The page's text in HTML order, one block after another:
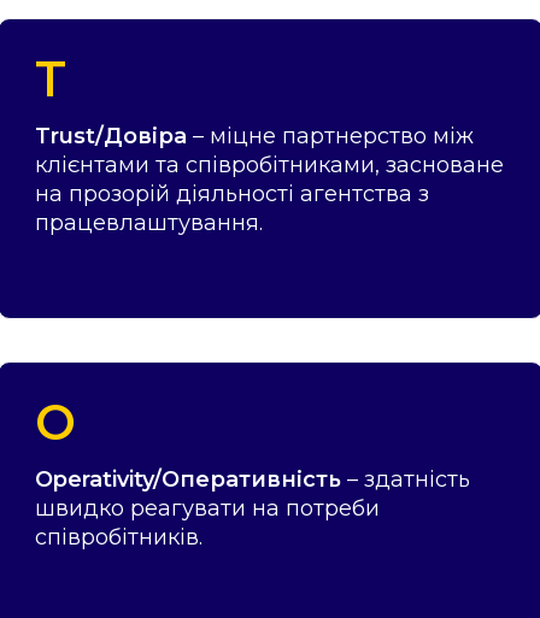
T
Trust/Довіра – міцне партнерство між
клієнтами та співробітниками, засноване
на прозорій діяльності агентства з
працевлаштування.
O
Operativity/Оперативність– здатність
швидко реагувати на потреби
співробітників.